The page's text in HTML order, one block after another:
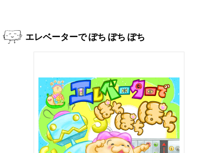
エレベーターで ぽち ぽち ぽち